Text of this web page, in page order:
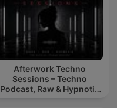
Afterwork Techno
Sessions – Techno
Podcast, Raw & Hypnotic